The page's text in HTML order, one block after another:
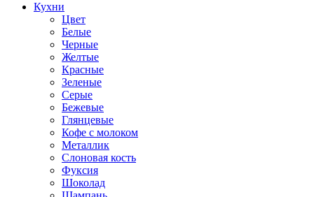
Кухни
Цвет
Белые
Черные
Желтые
Красные
Зеленые
Серые
Бежевые
Глянцевые
Кофе с молоком
Металлик
Слоновая кость
Фуксия
Шоколад